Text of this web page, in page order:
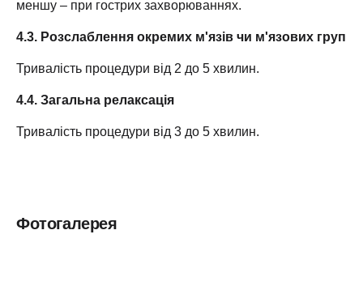
меншу – при гострих захворюваннях.
4.3. Розслаблення окремих м'язів чи м'язових груп
Тривалість процедури від 2 до 5 хвилин.
4.4. Загальна релаксація
Тривалість процедури від 3 до 5 хвилин.
Фотогалерея